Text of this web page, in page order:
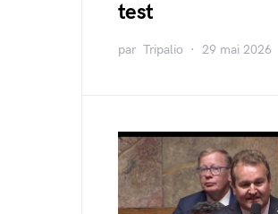
test
par Tripalio 29 mai 2026